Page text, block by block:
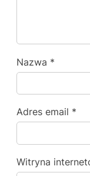
Nazwa *
Adres email *
Witryna